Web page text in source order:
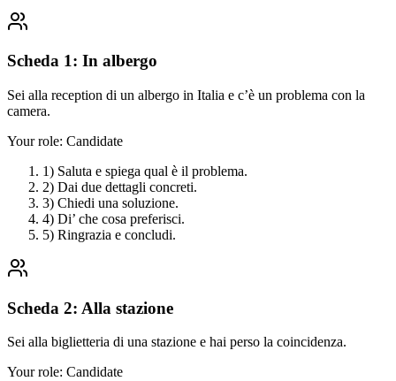
Scheda 1: In albergo
Sei alla reception di un albergo in Italia e c’è un problema con la
camera.
Your role: Candidate
1) Saluta e spiega qual è il problema.
2) Dai due dettagli concreti.
3) Chiedi una soluzione.
4) Di’ che cosa preferisci.
5) Ringrazia e concludi.
Scheda 2: Alla stazione
Sei alla biglietteria di una stazione e hai perso la coincidenza.
Your role: Candidate